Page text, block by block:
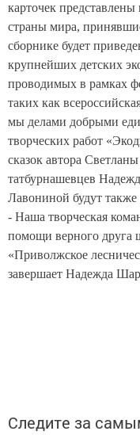
карточек
страны мира,
сборнике будет
крупнейших детских
проводимых в рамках
таких как
мы делами добрыми
творческих работ
сказок автора
татбурнашевцев
Лавониной будут
- Наша творческая
помощи верного друга
«Приволжское
завершает Надежда
Следите за